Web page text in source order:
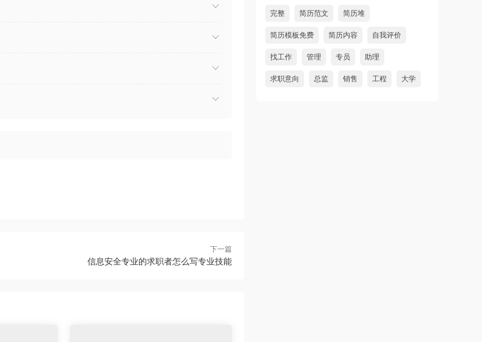
下一篇
信息安全专业的求职者怎么写专业技能
完整 简历范文 简历堆
简历模板免费 简历内容 自我评价
找工作 管理 专员 助理
求职意向 总监 销售 工程 大学